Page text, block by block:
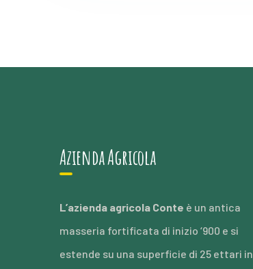
Azienda Agricola
L’azienda agricola Conte è un antica
masseria fortificata di inizio ‘900 e si
estende su una superficie di 25 ettari in